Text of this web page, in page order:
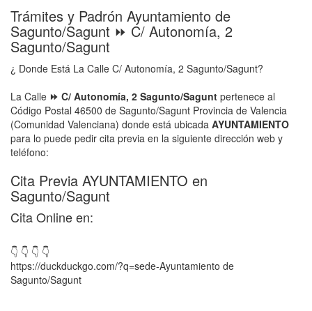
Trámites y Padrón Ayuntamiento de
Sagunto/Sagunt ⏩ C/ Autonomía, 2
Sagunto/Sagunt
¿ Donde Está La Calle C/ Autonomía, 2 Sagunto/Sagunt?
La Calle ⏩ C/ Autonomía, 2 Sagunto/Sagunt pertenece al
Código Postal 46500 de Sagunto/Sagunt Provincia de Valencia
(Comunidad Valenciana) donde está ubicada AYUNTAMIENTO
para lo puede pedir cita previa en la siguiente dirección web y
teléfono:
Cita Previa AYUNTAMIENTO en
Sagunto/Sagunt
Cita Online en:
👇 👇 👇 👇
https://duckduckgo.com/?q=sede-Ayuntamiento de
Sagunto/Sagunt